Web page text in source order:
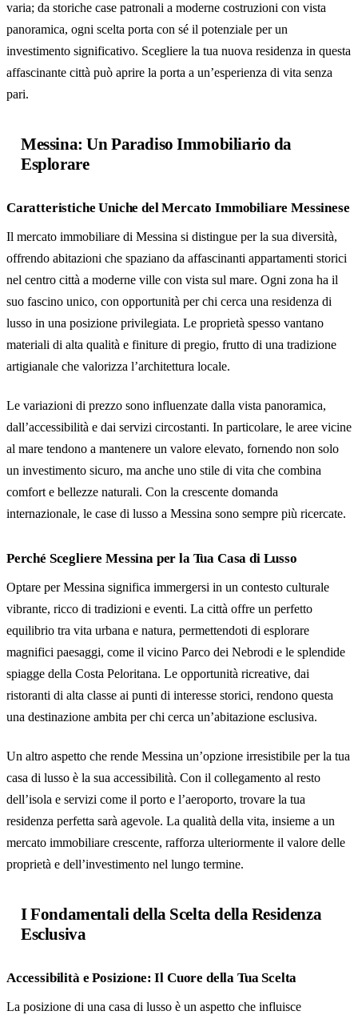
varia; da storiche case patronali a moderne costruzioni con vista
panoramica, ogni scelta porta con sé il potenziale per un
investimento significativo. Scegliere la tua nuova residenza in questa
affascinante città può aprire la porta a un’esperienza di vita senza
pari.
Messina: Un Paradiso Immobiliario da
Esplorare
Caratteristiche Uniche del Mercato Immobiliare Messinese
Il mercato immobiliare di Messina si distingue per la sua diversità,
offrendo abitazioni che spaziano da affascinanti appartamenti storici
nel centro città a moderne ville con vista sul mare. Ogni zona ha il
suo fascino unico, con opportunità per chi cerca una residenza di
lusso in una posizione privilegiata. Le proprietà spesso vantano
materiali di alta qualità e finiture di pregio, frutto di una tradizione
artigianale che valorizza l’architettura locale.
Le variazioni di prezzo sono influenzate dalla vista panoramica,
dall’accessibilità e dai servizi circostanti. In particolare, le aree vicine
al mare tendono a mantenere un valore elevato, fornendo non solo
un investimento sicuro, ma anche uno stile di vita che combina
comfort e bellezze naturali. Con la crescente domanda
internazionale, le case di lusso a Messina sono sempre più ricercate.
Perché Scegliere Messina per la Tua Casa di Lusso
Optare per Messina significa immergersi in un contesto culturale
vibrante, ricco di tradizioni e eventi. La città offre un perfetto
equilibrio tra vita urbana e natura, permettendoti di esplorare
magnifici paesaggi, come il vicino Parco dei Nebrodi e le splendide
spiagge della Costa Peloritana. Le opportunità ricreative, dai
ristoranti di alta classe ai punti di interesse storici, rendono questa
una destinazione ambita per chi cerca un’abitazione esclusiva.
Un altro aspetto che rende Messina un’opzione irresistibile per la tua
casa di lusso è la sua accessibilità. Con il collegamento al resto
dell’isola e servizi come il porto e l’aeroporto, trovare la tua
residenza perfetta sarà agevole. La qualità della vita, insieme a un
mercato immobiliare crescente, rafforza ulteriormente il valore delle
proprietà e dell’investimento nel lungo termine.
I Fondamentali della Scelta della Residenza
Esclusiva
Accessibilità e Posizione: Il Cuore della Tua Scelta
La posizione di una casa di lusso è un aspetto che influisce